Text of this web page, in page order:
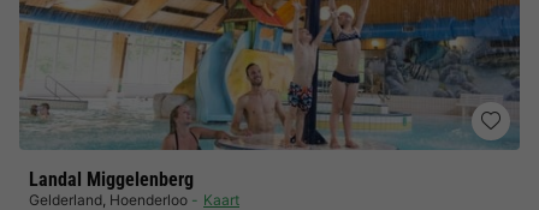
Landal Miggelenberg
Gelderland, Hoenderloo Kaart